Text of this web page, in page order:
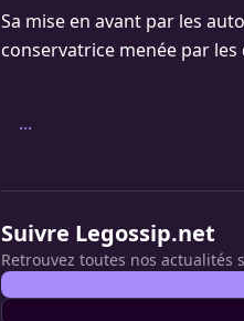
Sa mise en avant par les
conservatrice menée par
...
Suivre Legossip.net
Retrouvez toutes nos actualités